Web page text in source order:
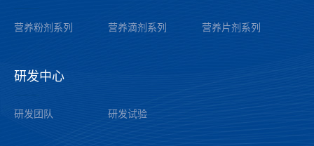
营养粉剂系列
营养滴剂系列 营养片剂系列
研发中心
研发团队
研发试验